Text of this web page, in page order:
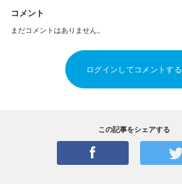
コメント
まだコメントはありません。
ログインしてコメントする
この記事をシェアする